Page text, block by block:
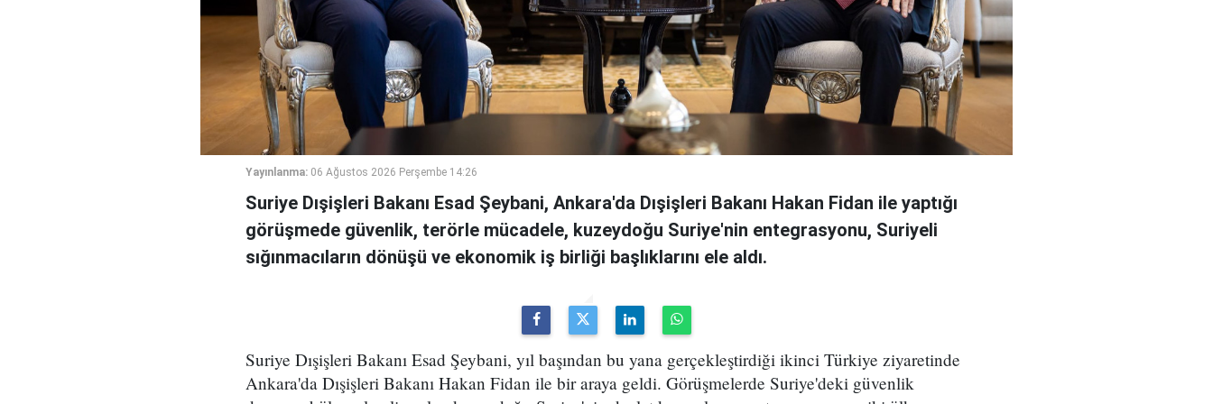
Yayınlanma: 06 Ağustos 2026 Perşembe 14:26
Suriye Dışişleri Bakanı Esad Şeybani, Ankara'da Dışişleri Bakanı Hakan Fidan ile yaptığı
görüşmede güvenlik, terörle mücadele, kuzeydoğu Suriye'nin entegrasyonu, Suriyeli
sığınmacıların dönüşü ve ekonomik iş birliği başlıklarını ele aldı.
Suriye Dışişleri Bakanı Esad Şeybani, yıl başından bu yana gerçekleştirdiği ikinci Türkiye ziyaretinde
Ankara'da Dışişleri Bakanı Hakan Fidan ile bir araya geldi. Görüşmelerde Suriye'deki güvenlik